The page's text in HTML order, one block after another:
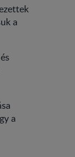
a
a